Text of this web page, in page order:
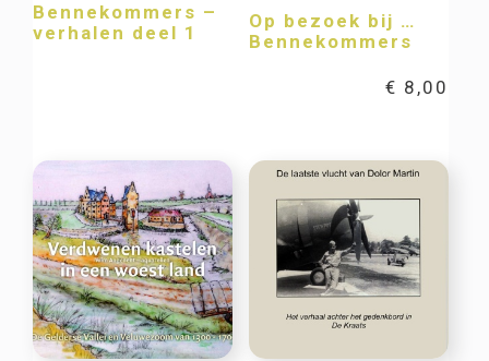
Bennekommers –
verhalen deel 1
Op bezoek bij …
Bennekommers
€ 8,00